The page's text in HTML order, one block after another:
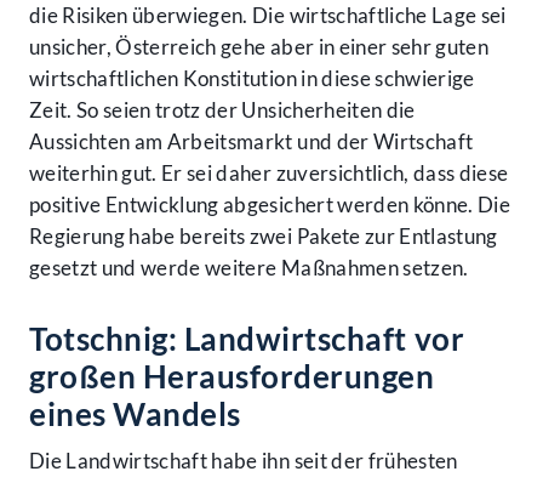
die Risiken überwiegen. Die wirtschaftliche Lage sei
unsicher, Österreich gehe aber in einer sehr guten
wirtschaftlichen Konstitution in diese schwierige
Zeit. So seien trotz der Unsicherheiten die
Aussichten am Arbeitsmarkt und der Wirtschaft
weiterhin gut. Er sei daher zuversichtlich, dass diese
positive Entwicklung abgesichert werden könne. Die
Regierung habe bereits zwei Pakete zur Entlastung
gesetzt und werde weitere Maßnahmen setzen.
Totschnig: Landwirtschaft vor
großen Herausforderungen
eines Wandels
Die Landwirtschaft habe ihn seit der frühesten